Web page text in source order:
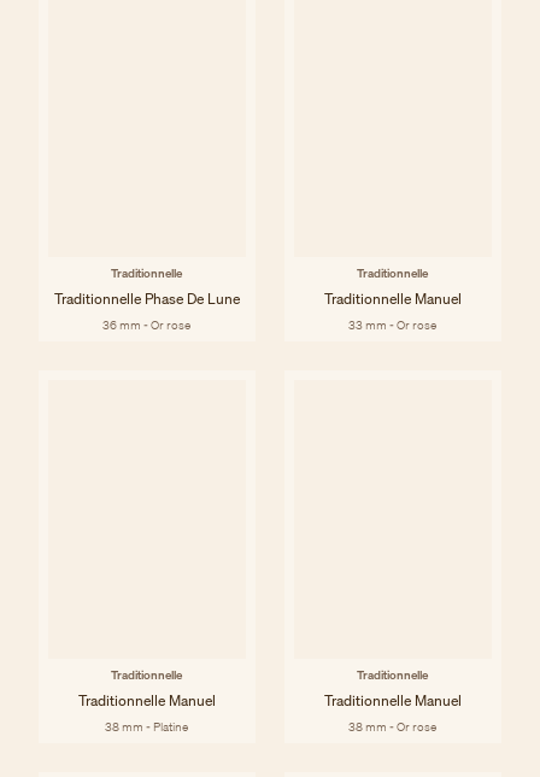
Traditionnelle
Traditionnelle Phase De Lune
36 mm - Or rose
Traditionnelle
Traditionnelle Manuel
33 mm - Or rose
Traditionnelle
Traditionnelle Manuel
38 mm - Platine
Traditionnelle
Traditionnelle Manuel
38 mm - Or rose